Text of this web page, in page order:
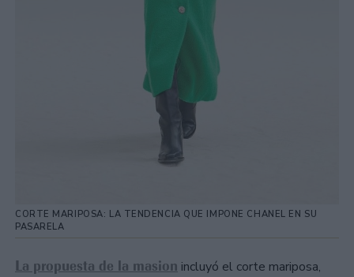
CORTE MARIPOSA: LA TENDENCIA QUE IMPONE CHANEL EN SU
PASARELA
La propuesta de la masion incluyó el corte mariposa,